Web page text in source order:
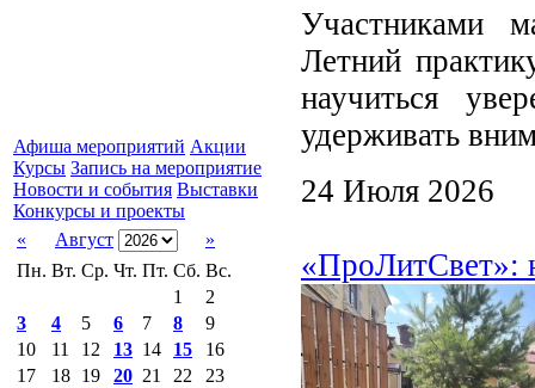
Афиша мероприятий Акции
Курсы Запись на мероприятие
Новости и события Выставки
Конкурсы и проекты
«
Август
»
Пн. Вт. Ср. Чт. Пт. Сб. Вс.
1
2
3
4 5 6 7 8
9
10
11 12 13 14 15
16
17
18 19 20 21 22
23
Участниками
Летний
научиться
удерживать
24 Июля 2026
«ПроЛитСвет»: